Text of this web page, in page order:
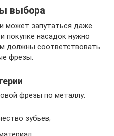
выбора
может запутаться даже
покупке насадок нужно
должны соответствовать
фрезы.
фрезы по металлу:
зубьев;